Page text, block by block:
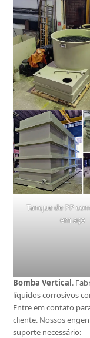
Tanque de PP
em aço
Bomba Vertical.
líquidos corrosivos
Entre em contato
cliente. Nossos
suporte necessário: